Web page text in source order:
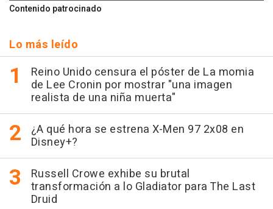
Contenido patrocinado
Lo más leído
Reino Unido censura el póster de La momia
de Lee Cronin por mostrar "una imagen
realista de una niña muerta"
¿A qué hora se estrena X-Men 97 2x08 en
Disney+?
Russell Crowe exhibe su brutal
transformación a lo Gladiator para The Last
Druid